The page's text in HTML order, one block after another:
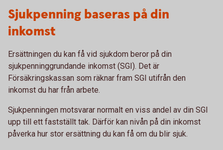
Sjukpenning baseras på din
inkomst
Ersättningen du kan få vid sjukdom beror på din
sjukpenninggrundande inkomst (SGI). Det är
Försäkringskassan som räknar fram SGI utifrån den
inkomst du har från arbete.
Sjukpenningen motsvarar normalt en viss andel av din SGI
upp till ett fastställt tak. Därför kan nivån på din inkomst
påverka hur stor ersättning du kan få om du blir sjuk.